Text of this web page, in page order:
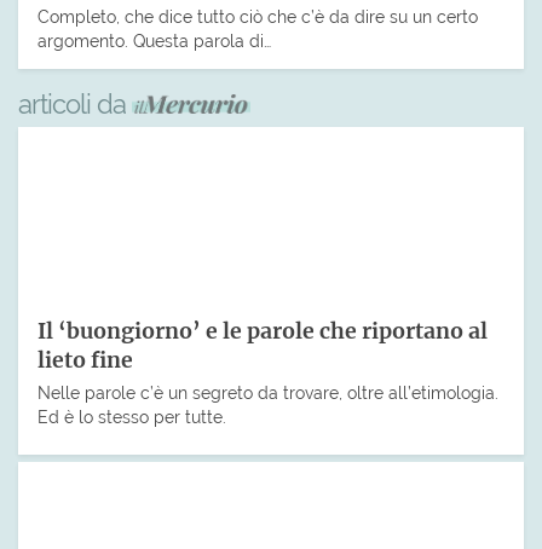
Completo, che dice tutto ciò che c’è da dire su un certo
argomento. Questa parola di…
articoli da
Il ‘buongiorno’ e le parole che riportano al
lieto fine
Nelle parole c’è un segreto da trovare, oltre all’etimologia.
Ed è lo stesso per tutte.